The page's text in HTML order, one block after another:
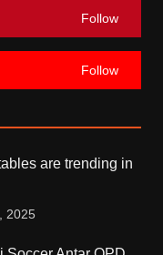
Follow
Follow
are trending in
2025